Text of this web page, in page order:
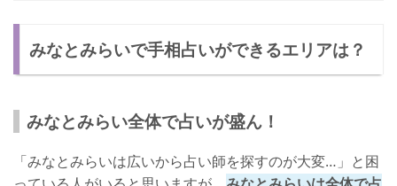
みなとみらいで手相占いができるエリアは？
みなとみらい全体で占いが盛ん！
「みなとみらいは広いから占い師を探すのが大変…」と困